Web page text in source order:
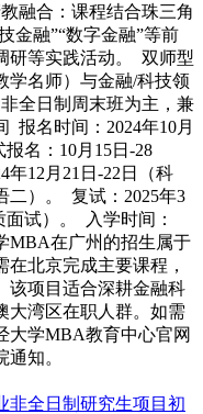
融合：课程结合珠三角
金融”“数字金融”等前
研等实践活动。 双师型
学名师）与金融/科技领
全日制周末班为主，兼
报名时间：2024年10月
报名：10月15日-28
12月21日-22日（科
二）。 复试：2025年3
试）。 入学时间：
MBA在广州的招生属于
北京完成主要课程，
该项目适合深耕金融科
大湾区在职人群。如需
大学MBA教育中心官网
知。
非全日制研究生项目初